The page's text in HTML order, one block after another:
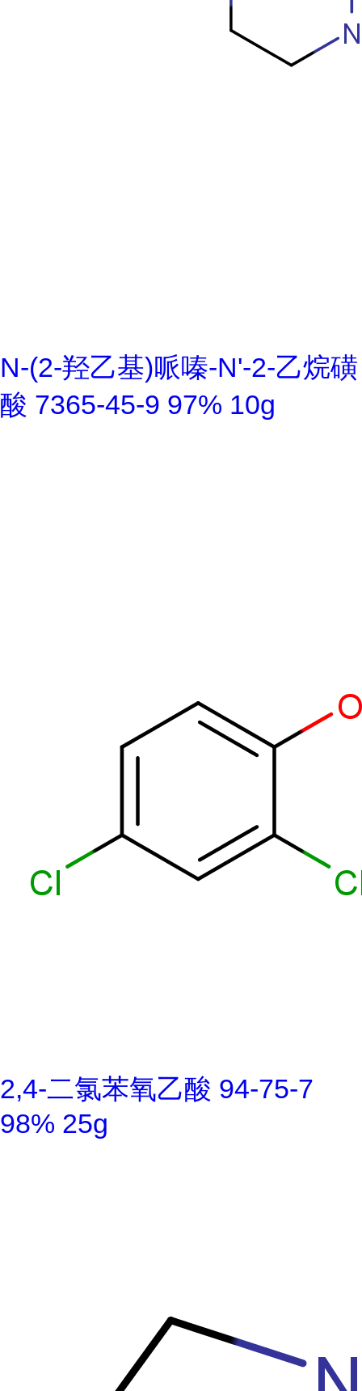
N-(2-羟乙基)哌嗪-N'-2-乙烷磺
酸 7365-45-9 97% 10g
2,4-二氯苯氧乙酸 94-75-7
98% 25g